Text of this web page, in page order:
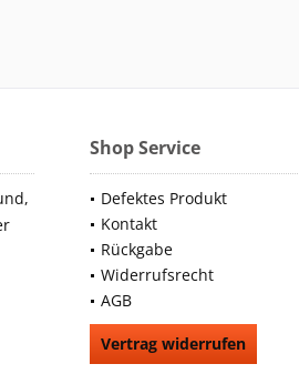
Shop Service
Defektes Produkt
Kontakt
Rückgabe
Widerrufsrecht
AGB
Vertrag widerrufen